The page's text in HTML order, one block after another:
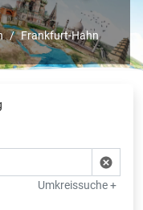
Frankfurt-Hahn
Umkreissuche +